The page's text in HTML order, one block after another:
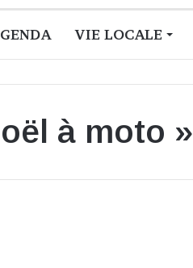
VIE LOCALE
à moto »